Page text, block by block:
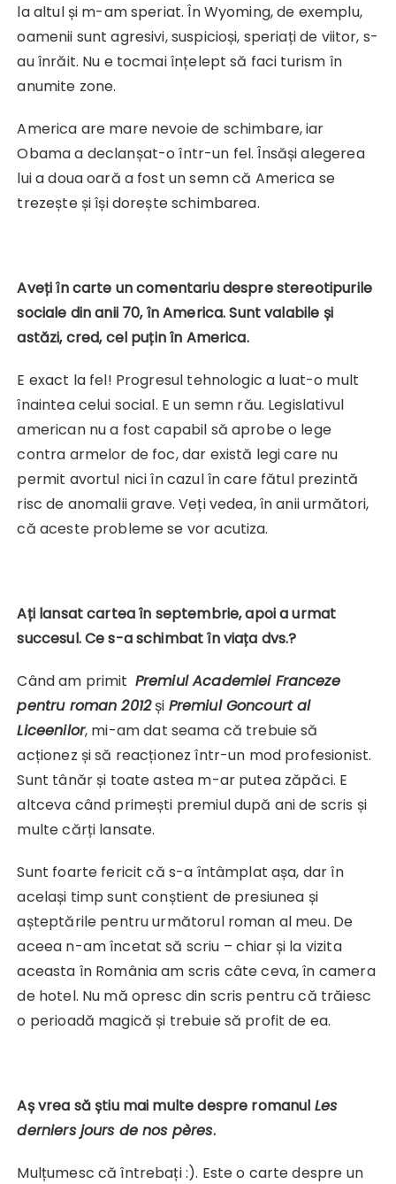
la altul și m-am speriat. În Wyoming, de exemplu,
oamenii sunt agresivi, suspicioși, speriați de viitor, s-
au înrăit. Nu e tocmai înțelept să faci turism în
anumite zone.
America are mare nevoie de schimbare, iar
Obama a declanșat-o într-un fel. Însăși alegerea
lui a doua oară a fost un semn că America se
trezește și își dorește schimbarea.
Aveți în carte un comentariu despre stereotipurile
sociale din anii 70, în America. Sunt valabile și
astăzi, cred, cel puțin în America.
E exact la fel! Progresul tehnologic a luat-o mult
înaintea celui social. E un semn rău. Legislativul
american nu a fost capabil să aprobe o lege
contra armelor de foc, dar există legi care nu
permit avortul nici în cazul în care fătul prezintă
risc de anomalii grave. Veți vedea, în anii următori,
că aceste probleme se vor acutiza.
Ați lansat cartea în septembrie, apoi a urmat
succesul. Ce s-a schimbat în viața dvs.?
Când am primit Premiul Academiei Franceze
pentru roman 2012 și Premiul Goncourt al
Liceenilor, mi-am dat seama că trebuie să
acționez și să reacționez într-un mod profesionist.
Sunt tânăr și toate astea m-ar putea zăpăci. E
altceva când primești premiul după ani de scris și
multe cărți lansate.
Sunt foarte fericit că s-a întâmplat așa, dar în
același timp sunt conștient de presiunea și
așteptările pentru următorul roman al meu. De
aceea n-am încetat să scriu – chiar și la vizita
aceasta în România am scris câte ceva, în camera
de hotel. Nu mă opresc din scris pentru că trăiesc
o perioadă magică și trebuie să profit de ea.
Aș vrea să știu mai multe despre romanul Les
derniers jours de nos pères.
Mulțumesc că întrebați :). Este o carte despre un